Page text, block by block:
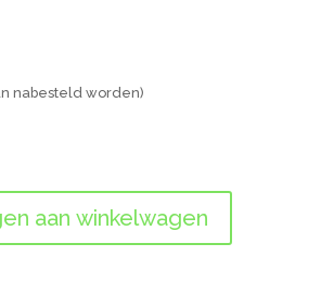
nabesteld worden)
aan winkelwagen